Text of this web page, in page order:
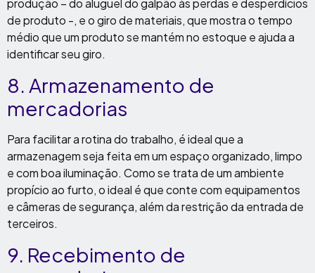
produção – do aluguel do galpão às perdas e desperdícios
de produto -, e o giro de materiais, que mostra o tempo
médio que um produto se mantém no estoque e ajuda a
identificar seu giro.
8. Armazenamento de
mercadorias
Para facilitar a rotina do trabalho, é ideal que a
armazenagem seja feita em um espaço organizado, limpo
e com boa iluminação. Como se trata de um ambiente
propício ao furto, o ideal é que conte com equipamentos
e câmeras de segurança, além da restrição da entrada de
terceiros.
9. Recebimento de